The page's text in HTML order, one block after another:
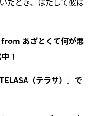
あざとくて何が悪
！
（テラサ） 」で